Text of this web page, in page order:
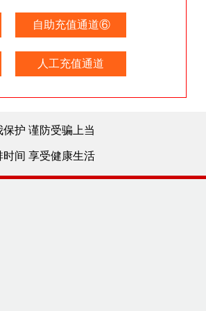
自助充值通道⑥
人工充值通道
护 谨防受骗上当
间 享受健康生活